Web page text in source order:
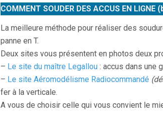
COMMENT SOUDER DES ACCUS EN LIGNE
La meilleure méthode pour réaliser des
panne en T.
Deux sites vous présentent en photos deux
– Le site du maître Legallou : accus dans une
– Le site Aéromodélisme Radiocommandé
fer à la verticale.
A vous de choisir celle qui vous convient le